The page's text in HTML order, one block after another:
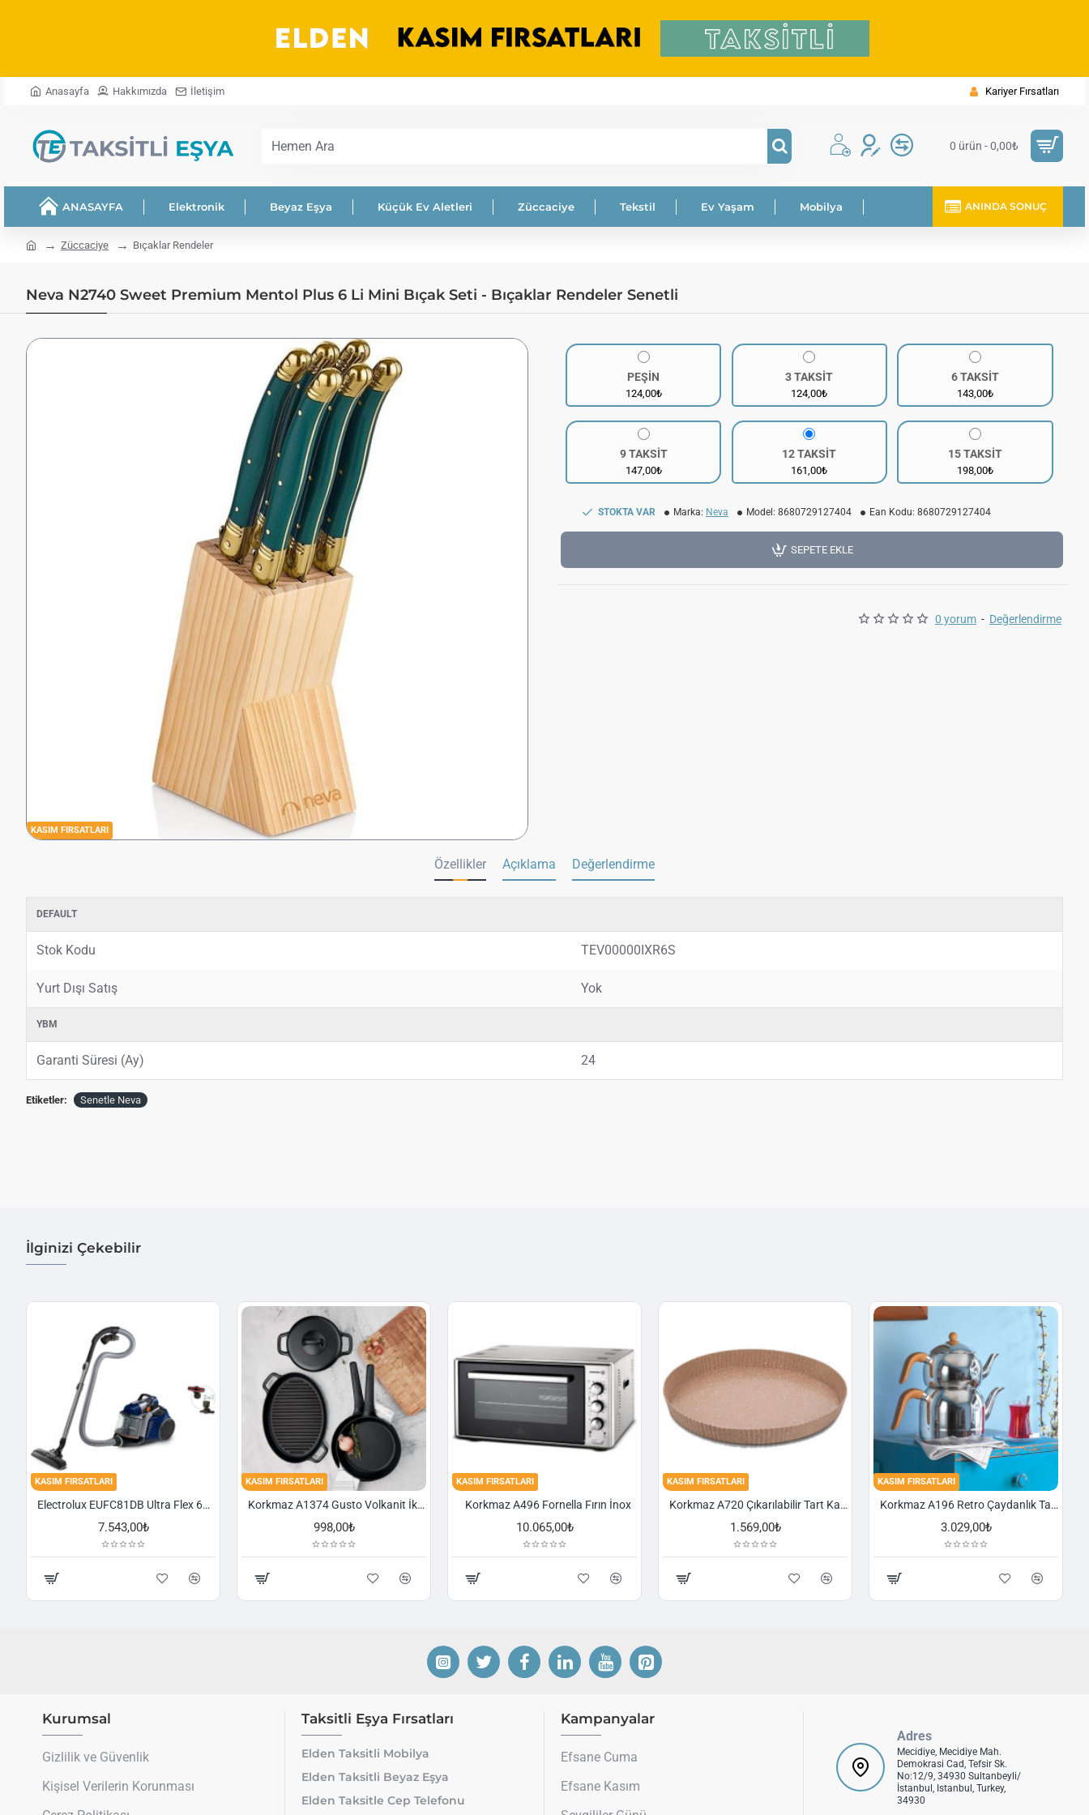
Anasayfa Hakkımızda İletişim Kariyer Fırsatları
Hemen
0 ürün - 0,00₺
ANASAYFA Elektronik Beyaz Eşya Küçük Ev Aletleri Züccaciye Tekstil Ev Yaşam Mobilya ANINDA SONUÇ
homeZüccaciye Bıçaklar Rendeler
Neva N2740 Sweet Premium Mentol Plus 6 Li Mini Bıçak Seti - Bıçaklar Rendeler Senetli
KASIM FIRSATLARI
0 yorum - Değerlendirme
PEŞİN
124,00₺
3 TAKSİT
124,00₺
6 TAKSİT
143,00₺
9 TAKSİT
147,00₺
12 TAKSİT
161,00₺
15 TAKSİT
198,00₺
STOKTA VAR Marka: Neva Model: 8680729127404 Ean Kodu: 8680729127404
SEPETE EKLE
Özellikler Açıklama Değerlendirme
DEFAULT
Stok Kodu TEV00000IXR6S
Yurt Dışı Satış Yok
YBM
Garanti Süresi (Ay) 24
Etiketler: Senetle Neva
İlginizi Çekebilir
KASIM FIRSATLARI
Electrolux EUFC81DB Ultra Flex 650 W Toz Torbasız Süpürge
7.543,00₺
KASIM FIRSATLARI
Korkmaz A1374 Gusto Volkanit İki Kulplu Oval Tava
998,00₺
KASIM FIRSATLARI
Korkmaz A496 Fornella Fırın İnox
10.065,00₺
KASIM FIRSATLARI
Korkmaz A720 Çıkarılabilir Tart Kalıbı Granit 29,5 cm
1.569,00₺
KASIM FIRSATLARI
Korkmaz A196 Retro Çaydanlık Takımı
3.029,00₺
Kurumsal
Gizlilik ve Güvenlik
Kişisel Verilerin Korunması
Taksitli Eşya Fırsatları
Elden Taksitli Mobilya
Elden Taksitli Beyaz Eşya
Elden Taksitle Cep Telefonu
Kampanyalar
Efsane Cuma
Efsane Kasım
Adres
Mecidiye, Mecidiye Mah.
Demokrasi Cad, Tefsir Sk.
No:12/9, 34930 Sultanbeyli/
İstanbul, Istanbul, Turkey,
34930